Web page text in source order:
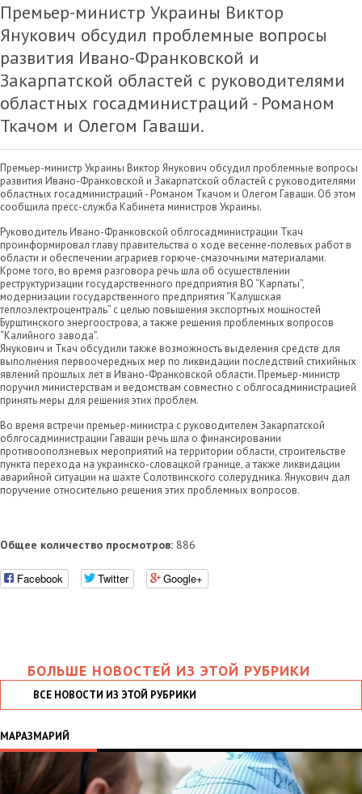
Премьер-министр Украины Виктор
Янукович обсудил проблемные вопросы
развития Ивано-Франковской и
Закарпатской областей с руководителями
областных госадминистраций - Романом
Ткачом и Олегом Гаваши.
Премьер-министр Украины Виктор Янукович обсудил проблемные вопросы
развития Ивано-Франковской и Закарпатской областей с руководителями
областных госадминистраций - Романом Ткачом и Олегом Гаваши. Об этом
сообщила пресс-служба Кабинета министров Украины.
Руководитель Ивано-Франковской облгосадминистрации Ткач
проинформировал главу правительства о ходе весенне-полевых работ в
области и обеспечении аграриев горюче-смазочными материалами.
Кроме того, во время разговора речь шла об осуществлении
реструктуризации государственного предприятия ВО “Карпаты”,
модернизации государственного предприятия “Калушская
теплоэлектроцентраль” с целью повышения экспортных мощностей
Бурштинского энергоострова, а также решения проблемных вопросов
“Калийного завода”.
Янукович и Ткач обсудили также возможность выделения средств для
выполнения первоочередных мер по ликвидации последствий стихийных
явлений прошлых лет в Ивано-Франковской области. Премьер-министр
поручил министерствам и ведомствам совместно с облгосадминистрацией
принять меры для решения этих проблем.
Во время встречи премьер-министра с руководителем Закарпатской
облгосадминистрации Гаваши речь шла о финансировании
противооползневых мероприятий на территории области, строительстве
пункта перехода на украинско-словацкой границе, а также ликвидации
аварийной ситуации на шахте Солотвинского солерудника. Янукович дал
поручение относительно решения этих проблемных вопросов.
Общее количество просмотров: 886
Facebook Twitter Google+
БОЛЬШЕ НОВОСТЕЙ ИЗ ЭТОЙ РУБРИКИ
ВСЕ НОВОСТИ ИЗ ЭТОЙ РУБРИКИ
МАРАЗМАРИЙ